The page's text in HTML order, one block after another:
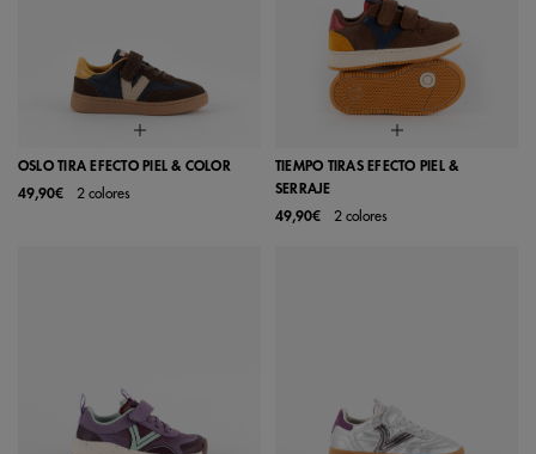
OSLO TIRA EFECTO PIEL & COLOR
49,90€
2 colores
TIEMPO TIRAS EFECTO PIEL &
SERRAJE
49,90€
2 colores